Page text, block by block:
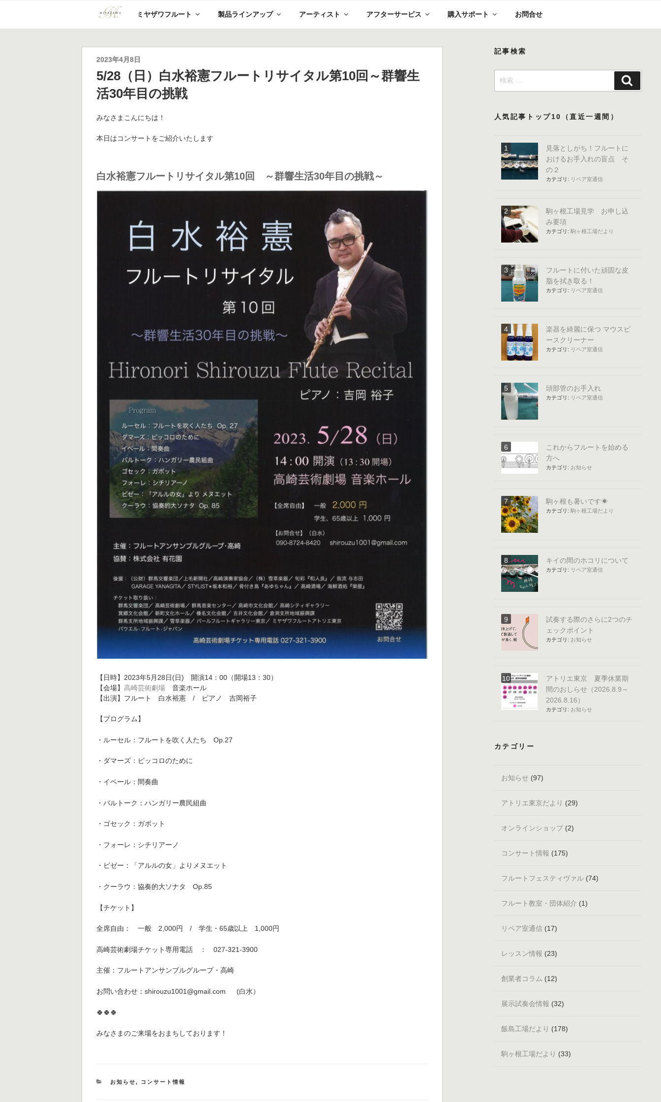
ミヤザワフルート 製品ラインアップ アーティスト アフターサービス 購入サポート お問合せ
投
稿
日:
2023年4月8日
5/28（日）白水裕憲フルートリサイタル第10回～群響生
活30年目の挑戦
みなさまこんにちは！
本日はコンサートをご紹介いたします
白水裕憲フルートリサイタル第10回 ～群響生活30年目の挑戦～
【日時】2023年5月28日(日) 開演14：00（開場13：30）
【会場】 高崎芸術劇場 音楽ホール
【出演】フルート 白水裕憲 / ピアノ 吉岡裕子
【プログラム】
・ルーセル：フルートを吹く人たち Op.27
・ダマーズ：ピッコロのために
・イベール：間奏曲
・バルトーク：ハンガリー農民組曲
・ゴセック：ガボット
・フォーレ：シチリアーノ
・ビゼー：「アルルの女」よりメヌエット
・クーラウ：協奏的大ソナタ Op.85
【チケット】
全席自由： 一般 2,000円 / 学生・65歳以上 1,000円
高崎芸術劇場チケット専用電話 ： 027-321-3900
主催：フルートアンサンブルグループ・高崎
お問い合わせ：shirouzu1001@gmail.com (白水）
🍀🍀🍀
みなさまのご来場をおまちしております！
カ
お知らせ, コンサート情報
記事検索
検
索:
索
人気記事トップ10（直近一週間）
見落としがち！フルートに
おけるお手入れの盲点 そ
の２
カテゴリ: リペア室通信
駒ヶ根工場見学 お申し込
み要項
カテゴリ: 駒ヶ根工場だより
フルートに付いた頑固な皮
脂を拭き取る！
カテゴリ: リペア室通信
楽器を綺麗に保つ マウスピ
ースクリーナー
カテゴリ: リペア室通信
頭部管のお手入れ
カテゴリ: リペア室通信
これからフルートを始める
方へ
カテゴリ: お知らせ
駒ヶ根も暑いです☀
カテゴリ: 駒ヶ根工場だより
キイの間のホコリについて
カテゴリ: リペア室通信
試奏する際のさらに2つのチ
ェックポイント
カテゴリ: お知らせ
アトリエ東京 夏季休業期
間のおしらせ（2026.8.9～
2026.8.16）
カテゴリ: お知らせ
カテゴリー
お知らせ (97)
アトリエ東京だより (29)
オンラインショップ(2)
コンサート情報 (175)
フルートフェスティヴァル(74)
フルート教室・団体紹介 (1)
リペア室通信(17)
レッスン情報 (23)
創業者コラム (12)
展示試奏会情報 (32)
飯島工場だより (178)
駒ヶ根工場だより (33)